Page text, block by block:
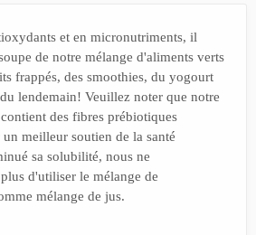
et en micronutriments, il
de notre mélange d'aliments verts
frappés, des smoothies, du yogourt
lendemain! Veuillez noter que notre
des fibres prébiotiques
meilleur soutien de la santé
sa solubilité, nous ne
d'utiliser le mélange de
mélange de jus.